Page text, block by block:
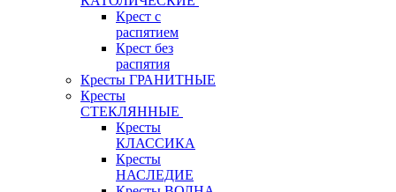
Крест с
распятием
Крест без
распятия
Кресты ГРАНИТНЫЕ
Кресты
СТЕКЛЯННЫЕ
Кресты
КЛАССИКА
Кресты
НАСЛЕДИЕ